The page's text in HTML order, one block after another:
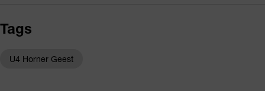
Tags
U4 Horner Geest